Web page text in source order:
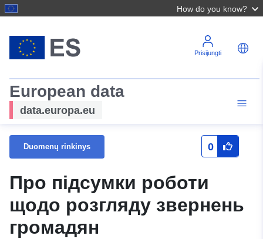
How do you know?
Prisijungti
European data
data.europa.eu
Duomenų rinkinys 0
Про підсумки роботи
щодо розгляду звернень
громадян